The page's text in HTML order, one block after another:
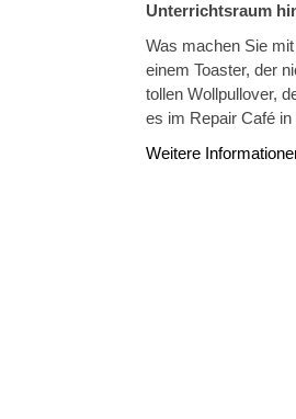
Unterrichtsraum
Was machen Sie
einem Toaster, der
tollen Wollpullover,
es im Repair Café
Weitere